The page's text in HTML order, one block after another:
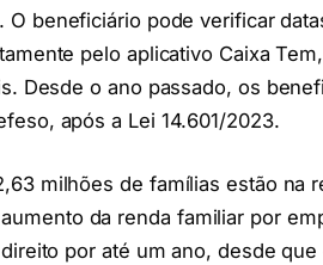
O beneficiário pode verificar
pelo aplicativo Caixa
Desde o ano passado, os
após a Lei 14.601/2023.
milhões de famílias estão na
da renda familiar por
por até um ano, desde